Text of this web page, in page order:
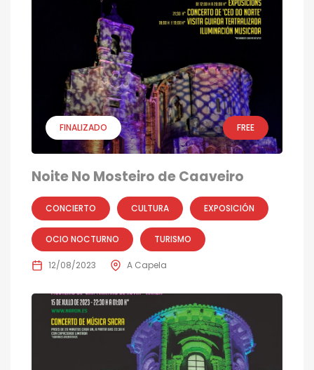
FINALIZADO FREE
Noite No Mosteiro de Caaveiro
CONCIERTO CULTURA EXPOSICIÓN
OCIO NOCTURNO TURISMO
12/08/2023 A Capela